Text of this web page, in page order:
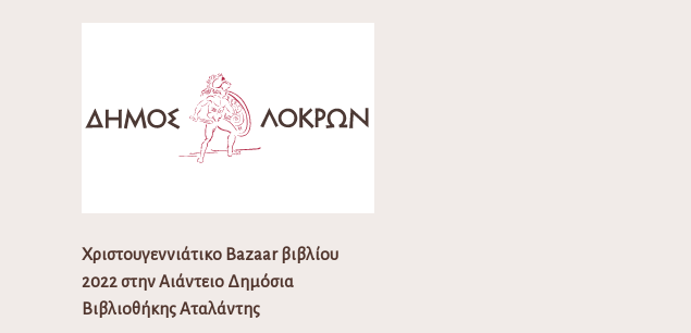
Χριστουγεννιάτικο Bazaar βιβλίου
2022 στην Αιάντειο Δημόσια
Βιβλιοθήκης Αταλάντης